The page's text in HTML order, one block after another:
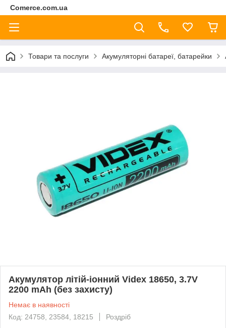
Comerce.com.ua
Товари та послуги Акумуляторні батареї, батарейки
Акумулятор літій-іонний Videx 18650, 3.7V
2200 mAh (без захисту)
Немає в наявності
Код: 24758, 23584, 18215
Роздріб